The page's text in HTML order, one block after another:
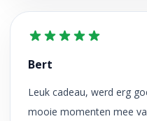
Bert
Leuk cadeau, werd erg
mooie momenten mee